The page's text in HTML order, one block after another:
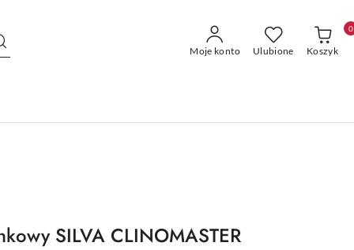
Moje konto Ulubione Koszyk
0
SILVA CLINOMASTER